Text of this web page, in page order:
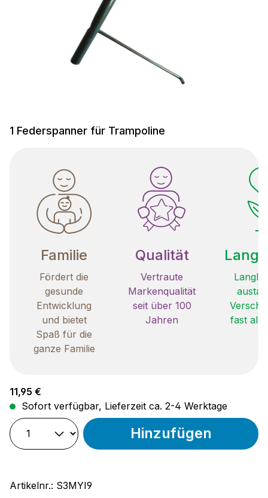
1 Federspanner für Trampoline
Familie
Fördert die
gesunde
Entwicklung
und bietet
Spaß für die
ganze Familie
Qualität
Vertraute
Markenqualität
seit über 100
Jahren
fast
Regulärer Preis:
11,95 €
Sofort verfügbar, Lieferzeit ca. 2-4 Werktage
Hinzufügen
Artikelnr.: S3MYI9